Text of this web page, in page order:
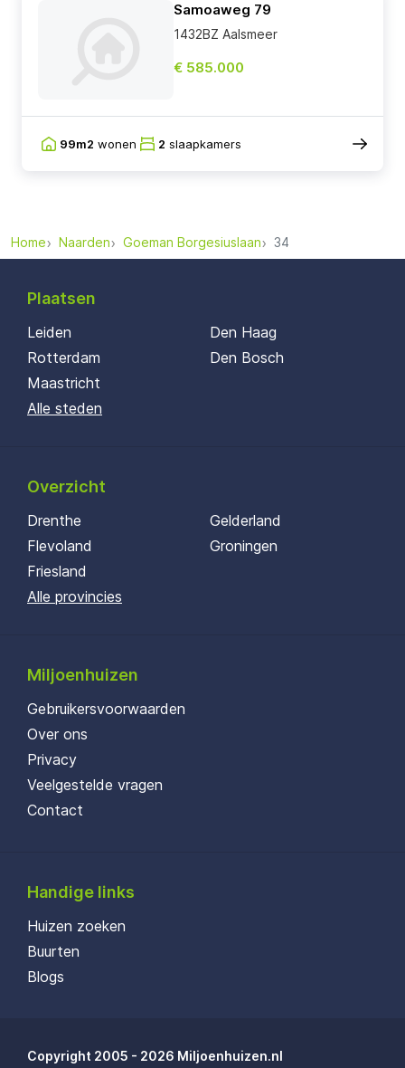
Samoaweg 79
1432BZ Aalsmeer
€ 585.000
99m2 wonen 2 slaapkamers
Home Naarden Goeman Borgesiuslaan 34
Plaatsen
Leiden
Rotterdam
Maastricht
Den Haag
Den Bosch
Alle steden
Overzicht
Drenthe
Flevoland
Friesland
Gelderland
Groningen
Alle provincies
Miljoenhuizen
Gebruikersvoorwaarden
Over ons
Privacy
Veelgestelde vragen
Contact
Handige links
Huizen zoeken
Buurten
Blogs
Copyright 2005 - 2026 Miljoenhuizen.nl